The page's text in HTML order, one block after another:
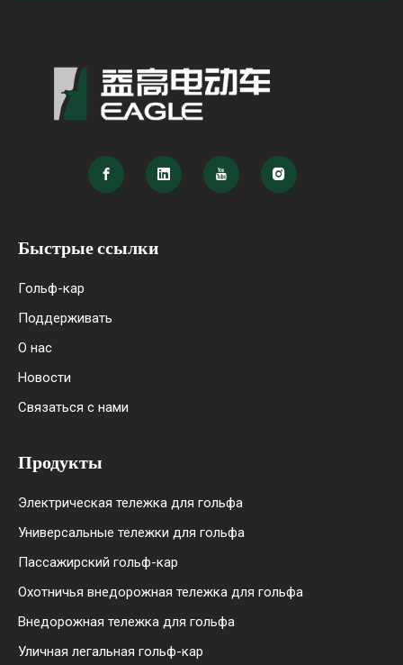
Быстрые ссылки
Гольф-кар
Поддерживать
О нас
Новости
Связаться с нами
Продукты
Электрическая тележка для гольфа
Универсальные тележки для гольфа
Пассажирский гольф-кар
Охотничья внедорожная тележка для гольфа
Внедорожная тележка для гольфа
Уличная легальная гольф-кар